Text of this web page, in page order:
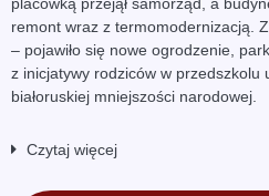
remont wraz z termomodernizacją.
– pojawiło się nowe ogrodzenie,
z inicjatywy rodziców w przedszkolu
białoruskiej mniejszości narodowej.
Czytaj więcej